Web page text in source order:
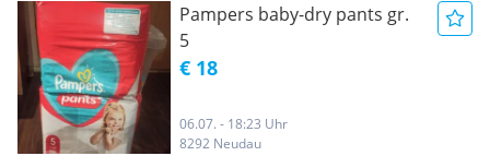
Pampers baby-dry pants gr.
5
€ 18
06.07. - 18:23 Uhr
8292 Neudau